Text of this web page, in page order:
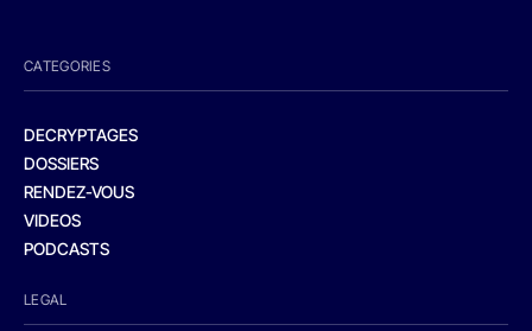
CATEGORIES
DECRYPTAGES
DOSSIERS
RENDEZ-VOUS
VIDEOS
PODCASTS
LEGAL